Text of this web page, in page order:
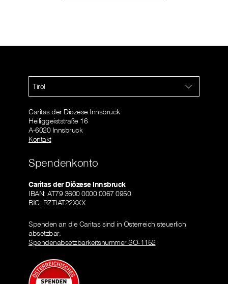
Tirol
Caritas der Diözese Innsbruck
Heiliggeiststraße 16
A-6020 Innsbruck
Kontakt
Spendenkonto
Caritas der Diözese Innsbruck
IBAN: AT79 3600 0000 0067 0950
BIC: RZTIAT22XXX
Spenden an die Caritas sind in Österreich steuerlich
absetzbar.
Spendenabsetzbarkeitsnummer SO-1152